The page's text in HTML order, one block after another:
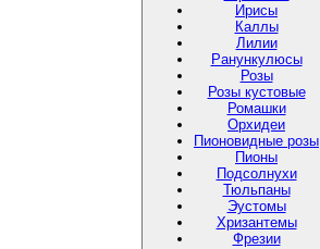
Ирисы
Каллы
Лилии
Ранункулюсы
Розы
Розы кустовые
Ромашки
Орхидеи
Пионовидные розы
Пионы
Подсолнухи
Тюльпаны
Эустомы
Хризантемы
Фрезии